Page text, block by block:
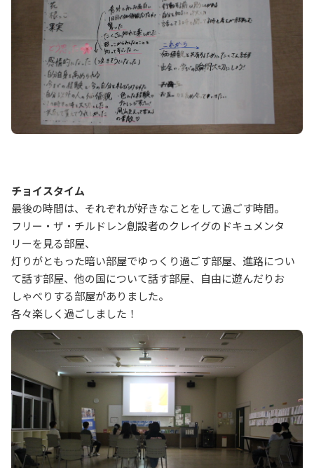
チョイスタイム
最後の時間は、それぞれが好きなことをして過ごす時間。
フリー・ザ・チルドレン創設者のクレイグのドキュメンタ
リーを見る部屋、
灯りがともった暗い部屋でゆっくり過ごす部屋、進路につい
て話す部屋、他の国について話す部屋、自由に遊んだりお
しゃべりする部屋がありました。
各々楽しく過ごしました！